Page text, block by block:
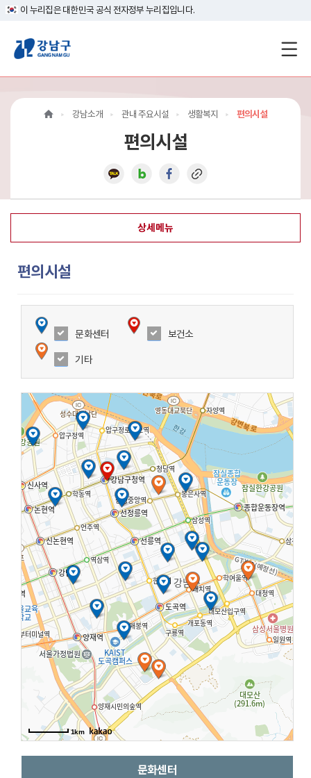
이 누리집은 대한민국 공식 전자정부 누리집입니다.
강
남
구
지
메
인
동
강남소개 관내 주요시설 생활복지 편의시설
편의시설
상세메뉴
편의시설
문화센터 보건소
기타
1km
문화센터